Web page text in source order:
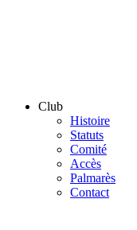
Club
Histoire
Statuts
Comité
Accès
Palmarès
Contact